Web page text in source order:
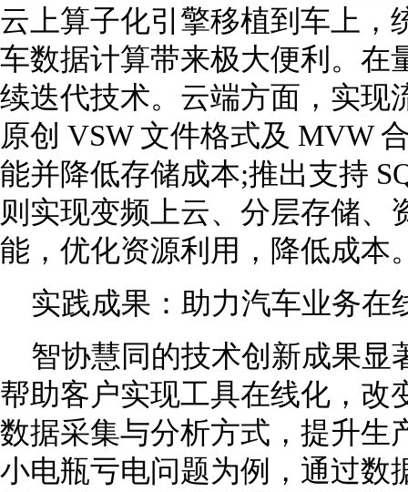
云上算子化引擎移植到车上，
车数据计算带来极大便利。在
续迭代技术。云端方面，实现
原创 VSW 文件格式及 MVW
能并降低存储成本;推出支持
则实现变频上云、分层存储、
能，优化资源利用，降低成本
实践成果：助力汽车业务在
智协慧同的技术创新成果显
帮助客户实现工具在线化，改
数据采集与分析方式，提升生
小电瓶亏电问题为例，通过数